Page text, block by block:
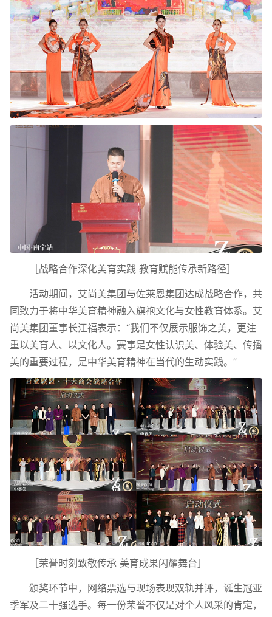
［战略合作深化美育实践 教育赋能传承新路径］
活动期间，艾尚美集团与佐莱恩集团达成战略合作，共
同致力于将中华美育精神融入旗袍文化与女性教育体系。艾
尚美集团董事长江福表示：“我们不仅展示服饰之美，更注
重以美育人、以文化人。赛事是女性认识美、体验美、传播
美的重要过程，是中华美育精神在当代的生动实践。”
［荣誉时刻致敬传承 美育成果闪耀舞台］
颁奖环节中，网络票选与现场表现双轨并评，诞生冠亚
季军及二十强选手。每一份荣誉不仅是对个人风采的肯定，